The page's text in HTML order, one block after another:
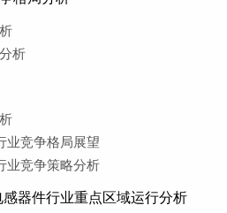
析
业竞争格局展望
业竞争策略分析
感器件行业重点区域运行分析